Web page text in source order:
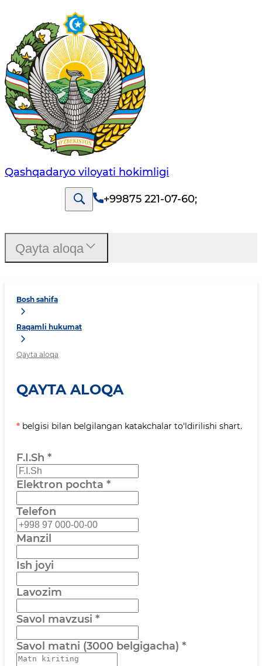
Qashqadaryo viloyati hоkimligi
+99875 221-07-60;
Bosh sahifa
Raqamli hukumat
Qayta aloqa
QAYTA ALOQA
* belgisi bilan belgilangan katakchalar to‘ldirilishi shart.
F.I.Sh *
Elektron pochta *
Telefon
Manzil
Ish joyi
Lavozim
Savol mavzusi *
Savol matni (3000 belgigacha) *
Qayta aloqa